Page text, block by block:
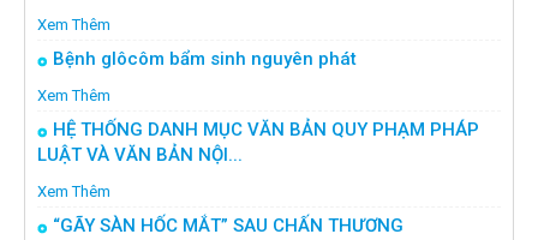
Xem Thêm
Bệnh glôcôm bẩm sinh nguyên phát
Xem Thêm
HỆ THỐNG DANH MỤC VĂN BẢN QUY PHẠM PHÁP
LUẬT VÀ VĂN BẢN NỘI...
Xem Thêm
“GÃY SÀN HỐC MẮT” SAU CHẤN THƯƠNG